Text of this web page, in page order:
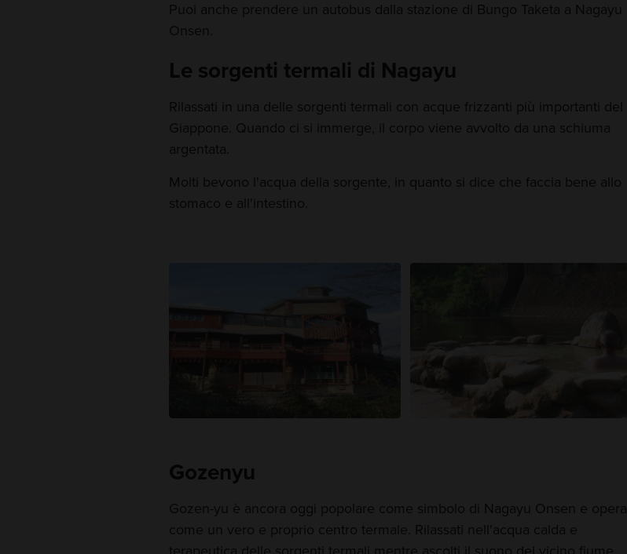
Puoi anche prendere un autobus dalla stazione di Bungo Taketa a Nagayu
Onsen.
Le sorgenti termali di Nagayu
Rilassati in una delle sorgenti termali con acque frizzanti più importanti del
Giappone. Quando ci si immerge, il corpo viene avvolto da una schiuma
argentata.
Molti bevono l'acqua della sorgente, in quanto si dice che faccia bene allo
stomaco e all'intestino.
Gozenyu
Gozen-yu è ancora oggi popolare come simbolo di Nagayu Onsen e opera
come un vero e proprio centro termale. Rilassati nell'acqua calda e